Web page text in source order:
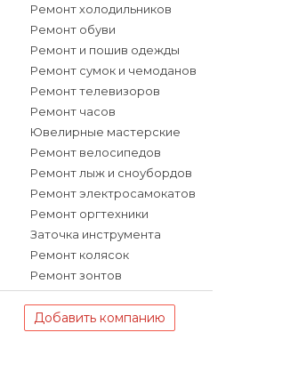
Ремонт холодильников
Ремонт обуви
Ремонт и пошив одежды
Ремонт сумок и чемоданов
Ремонт телевизоров
Ремонт часов
Ювелирные мастерские
Ремонт велосипедов
Ремонт лыж и сноубордов
Ремонт электросамокатов
Ремонт оргтехники
Заточка инструмента
Ремонт колясок
Ремонт зонтов
Добавить компанию